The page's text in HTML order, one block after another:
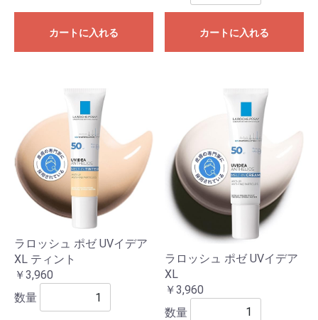
カートに入れる カートに入れる
ラロッシュ ポゼ UVイデア
XL ティント
￥3,960
数量
ラロッシュ ポゼ UVイデア
XL
￥3,960
数量